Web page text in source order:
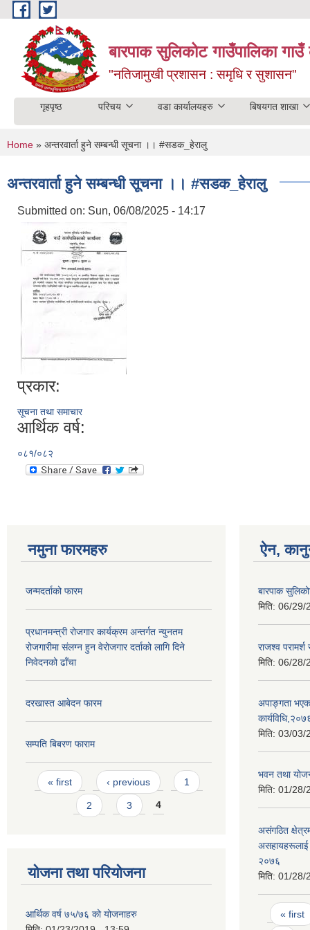
Skip to main content
बारपाक सुलिकोट गाउँपालिका गाउँ
"नतिजामुखी प्रशासन : समृधि र सुशासन"
गृहपृष्ठ परिचय वडा कार्यालयहरु बिषयगत शाखा
You are here
Home » अन्तरवार्ता हुने सम्बन्धी सूचना ।। #सडक_हेरालु
अन्तरवार्ता हुने सम्बन्धी सूचना ।। #सडक_हेरालु
Submitted on: Sun, 06/08/2025 - 14:17
प्रकार:
सूचना तथा समाचार
आर्थिक वर्ष:
०८१/०८२
नमुना फारमहरु
जन्मदर्ताको फारम
प्रधानमन्त्री रोजगार कार्यक्रम अन्तर्गत न्युनतम
रोजगारीमा संलग्न हुन वेरोजगार दर्ताको लागि दिने
निवेदनको ढाँचा
दरखास्त आबेदन फारम
सम्पति बिबरण फाराम
Pages
« first ‹ previous 1
2 3 4
योजना तथा परियोजना
आर्थिक वर्ष ७५/७६ को योजनाहरु
ऐन,
बारपाक
मिति: 06/29/
राजश्व परामर्श
मिति: 06/28/
अपाङ्गता
मिति: 03/03/
भवन तथा
मिति: 01/28/
असंगठित
असहायहरूलाई
२०७६
मिति: 01/28/
Pages
« first